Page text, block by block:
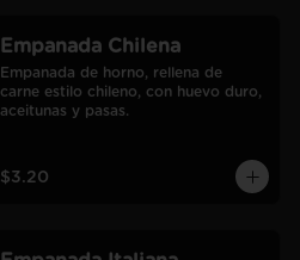
Empanada Chilena
Empanada de horno, rellena de
carne estilo chileno, con huevo duro,
aceitunas y pasas.
$3.20